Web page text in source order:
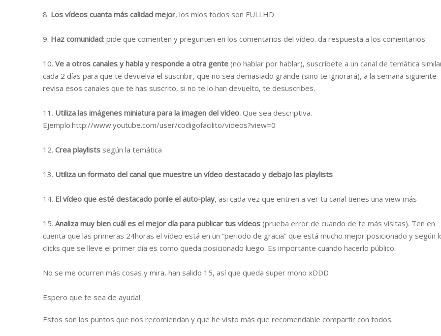
8. Los vídeos cuanta más calidad mejor, los míos todos son FULLHD
9. Haz comunidad: pide que comenten y pregunten en los comentarios del vídeo. da respuesta a los comentarios
10. Ve a otros canales y habla y responde a otra gente (no hablar por hablar), suscríbete a un canal de temática
cada 2 días para que te devuelva el suscribir, que no sea demasiado grande (sino te ignorará), a la semana siguiente
revisa esos canales que te has suscrito, si no te lo han devuelto, te desuscribes.
11. Utiliza las imágenes miniatura para la imagen del vídeo. Que sea descriptiva.
Ejemplo:http://www.youtube.com/user/codigofacilito/videos?view=0
12. Crea playlists según la temática
13. Utiliza un formato del canal que muestre un vídeo destacado y debajo las playlists
14. El vídeo que esté destacado ponle el auto-play, asi cada vez que entren a ver tu canal tienes una view más
15. Analiza muy bien cuál es el mejor día para publicar tus vídeos (prueba error de cuando de te más visitas). Ten en
cuenta que las primeras 24horas el vídeo está en un “periodo de gracia” que está mucho mejor posicionado y según
clicks que se lleve el primer día es como queda posicionado luego. Es importante cuando hacerlo público.
No se me ocurren más cosas y mira, han salido 15, así que queda super mono xDDD
Espero que te sea de ayuda!
Estos son los puntos que nos recomiendan y que he visto más que recomendable compartir con todos.